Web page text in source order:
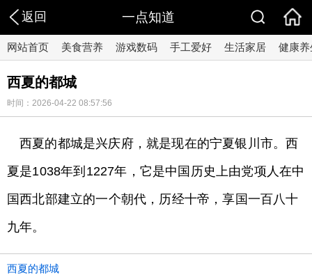
返回 一点知道
网站首页 美食营养 游戏数码 手工爱好 生活家居 健康养
西夏的都城
时间：2026-04-22 08:57:56
西夏的都城是兴庆府，就是现在的宁夏银川市。西
夏是1038年到1227年，它是中国历史上由党项人在中
国西北部建立的一个朝代，历经十帝，享国一百八十
九年。
西夏的都城